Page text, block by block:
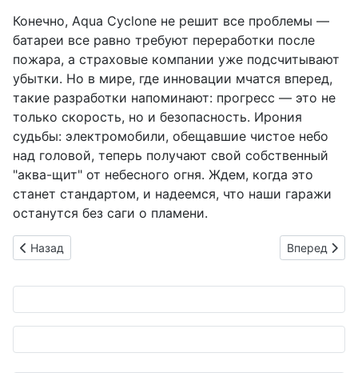
Конечно, Aqua Cyclone не решит все проблемы —
батареи все равно требуют переработки после
пожара, а страховые компании уже подсчитывают
убытки. Но в мире, где инновации мчатся вперед,
такие разработки напоминают: прогресс — это не
только скорость, но и безопасность. Ирония
судьбы: электромобили, обещавшие чистое небо
над головой, теперь получают свой собственный
"аква-щит" от небесного огня. Ждем, когда это
станет стандартом, и надеемся, что наши гаражи
останутся без саги о пламени.
Предыдущий: Kawasaki Meguro K3 2026: Когда ретро
Назад Следующий:
Вперед